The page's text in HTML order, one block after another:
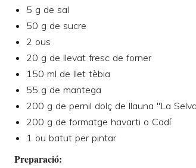
5 g de sal
50 g de sucre
2 ous
20 g de llevat fresc de forner
150 ml de llet tèbia
55 g de mantega
200 g de pernil dolç de llauna "La
200 g de formatge havarti o Cadí
1 ou batut per pintar
Preparació: